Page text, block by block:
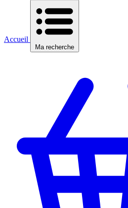
Accueil
Ma recherche